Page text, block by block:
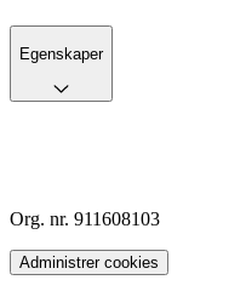
Egenskaper
Org. nr. 911608103
Administrer cookies